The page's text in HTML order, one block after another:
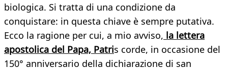
biologica. Si tratta di una condizione da
conquistare: in questa chiave è sempre putativa.
Ecco la ragione per cui, a mio avviso, la lettera
apostolica del Papa, Patris corde, in occasione del
150° anniversario della dichiarazione di san